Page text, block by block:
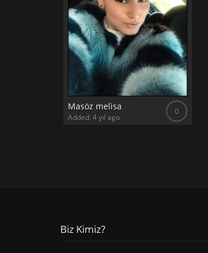
Masöz melisa 0
Added: 4 yıl ago
Biz Kimiz?